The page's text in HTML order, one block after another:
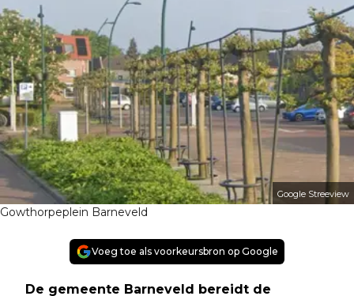
Google Streeview
Gowthorpeplein Barneveld
Voeg toe als voorkeursbron op Google
De gemeente Barneveld bereidt de